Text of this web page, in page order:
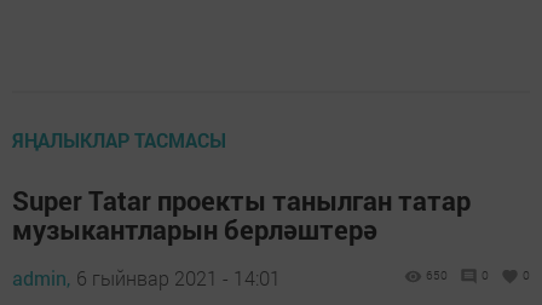
ЯҢАЛЫКЛАР ТАСМАСЫ
Super Tatar проекты танылган татар
музыкантларын берләштерә
admin, 6 гыйнвар 2021 - 14:01 650 0 0